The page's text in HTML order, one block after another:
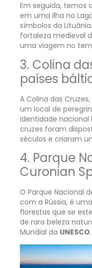
Em seguida, temos
em uma ilha no
símbolos da
fortaleza medieval
uma viagem no
3. Colina
países
A Colina das
um local de
identidade nacional
cruzes foram
séculos e criaram
4. Parque
Curonian
O Parque Nacional
com a Rússia, é
florestas que se
de rara beleza
Mundial da UNESCO.